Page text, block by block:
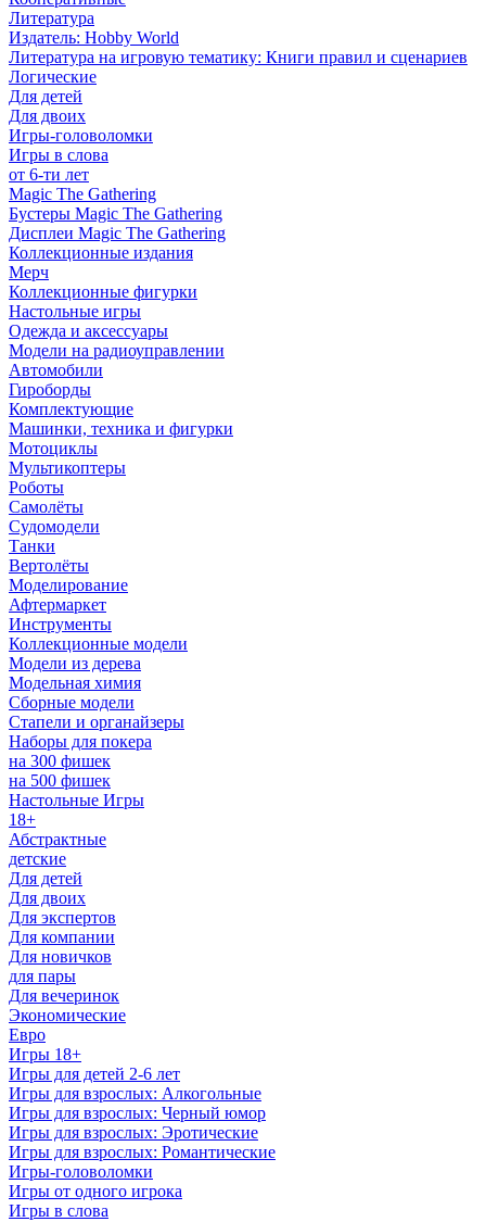
Литература
Издатель: Hobby World
Литература на игровую тематику: Книги правил и сценариев
Логические
Для детей
Для двоих
Игры-головоломки
Игры в слова
от 6-ти лет
Magic The Gathering
Бустеры Magic The Gathering
Дисплеи Magic The Gathering
Коллекционные издания
Мерч
Коллекционные фигурки
Настольные игры
Одежда и аксессуары
Модели на радиоуправлении
Автомобили
Гироборды
Комплектующие
Машинки, техника и фигурки
Мотоциклы
Мультикоптеры
Роботы
Самолёты
Судомодели
Танки
Вертолёты
Моделирование
Афтермаркет
Инструменты
Коллекционные модели
Модели из дерева
Модельная химия
Сборные модели
Стапели и органайзеры
Наборы для покера
на 300 фишек
на 500 фишек
Настольные Игры
18+
Абстрактные
детские
Для детей
Для двоих
Для экспертов
Для компании
Для новичков
для пары
Для вечеринок
Экономические
Евро
Игры 18+
Игры для детей 2-6 лет
Игры для взрослых: Алкогольные
Игры для взрослых: Черный юмор
Игры для взрослых: Эротические
Игры для взрослых: Романтические
Игры-головоломки
Игры от одного игрока
Игры в слова